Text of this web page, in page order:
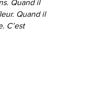
Quand il
Quand il
C’est